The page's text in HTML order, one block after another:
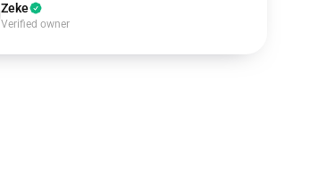
Zeke
Verified owner